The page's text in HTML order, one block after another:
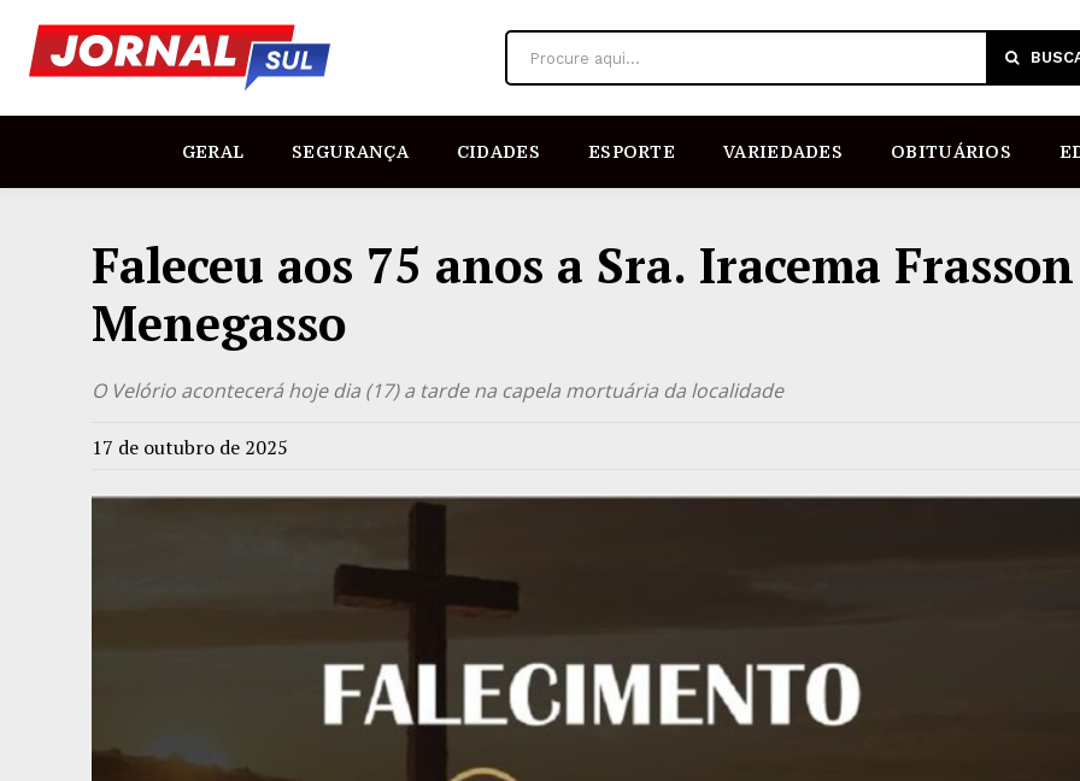
Procure aqui...
GERAL SEGURANÇA CIDADES ESPORTE VARIEDADES OBITUÁRIOS
Faleceu aos 75 anos a Sra. Iracema Frasson
Menegasso
O Velório acontecerá hoje dia (17) a tarde na capela mortuária da localidade
17 de outubro de 2025